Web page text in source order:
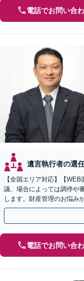
電話でお問い合
遺言執行者の選
【全国エリア対応】【
議、場合によっては調停や
します。財産管理のお悩み
引き継ぐ安心の事業承継を
電話でお問い合